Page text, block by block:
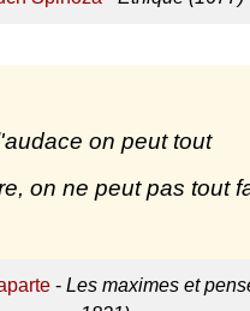
on peut tout
on ne peut pas tout
- Les maximes et